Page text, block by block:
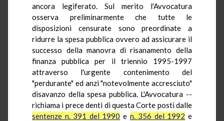
ancora legiferato. Sul merito l'Avvocatura
osserva preliminarmente che tutte le
disposizioni censurate sono preordinate a
ridurre la spesa pubblica ovvero ad assicurare il
successo della manovra di risanamento della
finanza pubblica per il triennio 1995-1997
attraverso l'urgente contenimento del
"perdurante" ed anzi "notevolmente accresciuto"
disavanzo della spesa pubblica. L'Avvocatura --
richiama i prece denti di questa Corte posti dalle
sentenze n. 391 del 1990 e n. 356 del 1992 e